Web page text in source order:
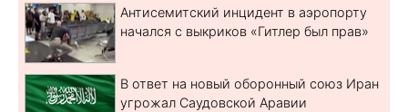
Антисемитский инцидент в аэропорту
начался с выкриков «Гитлер был прав»
В ответ на новый оборонный союз Иран
угрожал Саудовской Аравии